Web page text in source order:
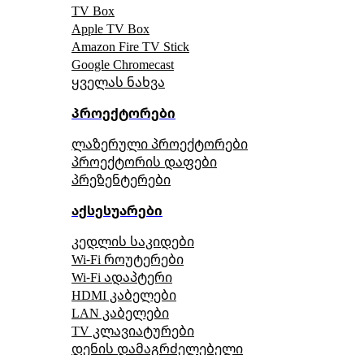
TV Box
Apple TV Box
Amazon Fire TV Stick
Google Chromecast
ყველას ნახვა
პროექტორები
ლაზერული პროექტორები
პროექტორის დაფები
პრეზენტერები
აქსესუარები
კედლის საკიდები
Wi-Fi როუტერები
Wi-Fi ადაპტერი
HDMI კაბელები
LAN კაბელები
TV კლავიატურები
დენის დამაგრძელებელი